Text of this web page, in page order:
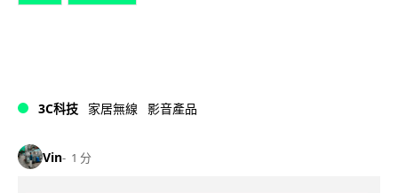
3C科技 家居無線 影音產品
Vin 1 分